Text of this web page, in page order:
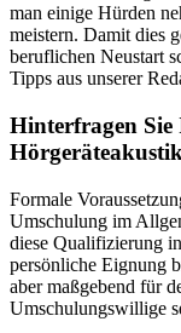
man einige Hürden
meistern. Damit dies
beruflichen Neustart
Tipps aus unserer
Hinterfragen
Formale
Umschulung im
diese Qualifizierung
persönliche Eignung
aber maßgebend für
Umschulungswillige